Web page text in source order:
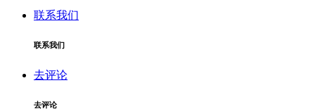
联系我们
联系我们
去评论
去评论